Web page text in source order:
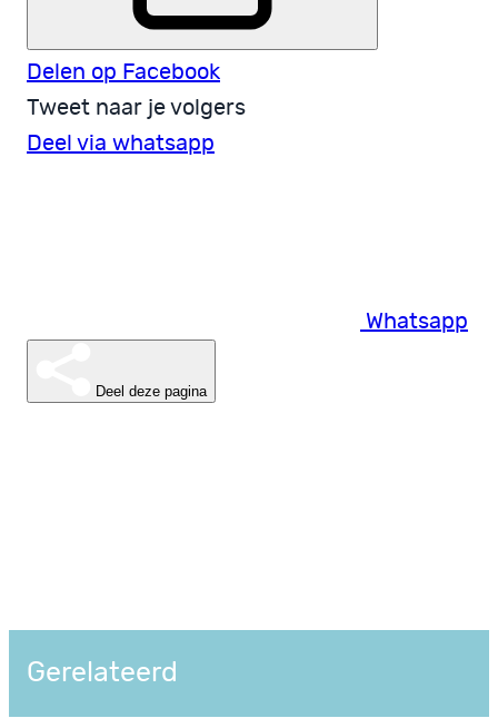
Delen op Facebook
Tweet naar je volgers
Deel via whatsapp
Whatsapp
Deel deze pagina
Gerelateerd